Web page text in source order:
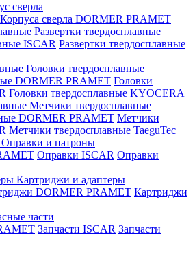
сверла
Корпуса сверла DORMER PRAMET
Развертки твердосплавные
ISCAR Развертки твердосплавные
Головки твердосплавные
DORMER PRAMET Головки
Головки твердосплавные KYOCERA
Метчики твердосплавные
DORMER PRAMET Метчики
Метчики твердосплавные TaeguTec
Оправки и патроны
Оправки ISCAR Оправки
Картриджи и адаптеры
DORMER PRAMET Картриджи
части
Запчасти ISCAR Запчасти